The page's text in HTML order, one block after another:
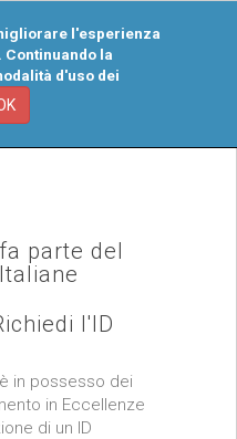
l'esperienza
la
d'uso dei
parte del
l'ID
in possesso dei
in Eccellenze
di un ID